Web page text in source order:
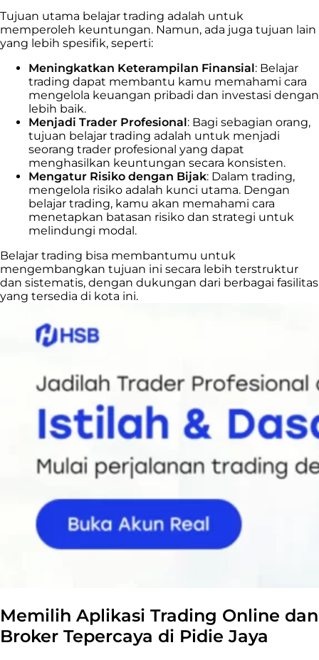
Tujuan utama belajar trading adalah untuk
memperoleh keuntungan. Namun, ada juga tujuan lain
yang lebih spesifik, seperti:
Meningkatkan Keterampilan Finansial: Belajar
trading dapat membantu kamu memahami cara
mengelola keuangan pribadi dan investasi dengan
lebih baik.
Menjadi Trader Profesional: Bagi sebagian orang,
tujuan belajar trading adalah untuk menjadi
seorang trader profesional yang dapat
menghasilkan keuntungan secara konsisten.
Mengatur Risiko dengan Bijak: Dalam trading,
mengelola risiko adalah kunci utama. Dengan
belajar trading, kamu akan memahami cara
menetapkan batasan risiko dan strategi untuk
melindungi modal.
Belajar trading bisa membantumu untuk
mengembangkan tujuan ini secara lebih terstruktur
dan sistematis, dengan dukungan dari berbagai fasilitas
yang tersedia di kota ini.
Memilih Aplikasi Trading Online dan
Broker Tepercaya di Pidie Jaya